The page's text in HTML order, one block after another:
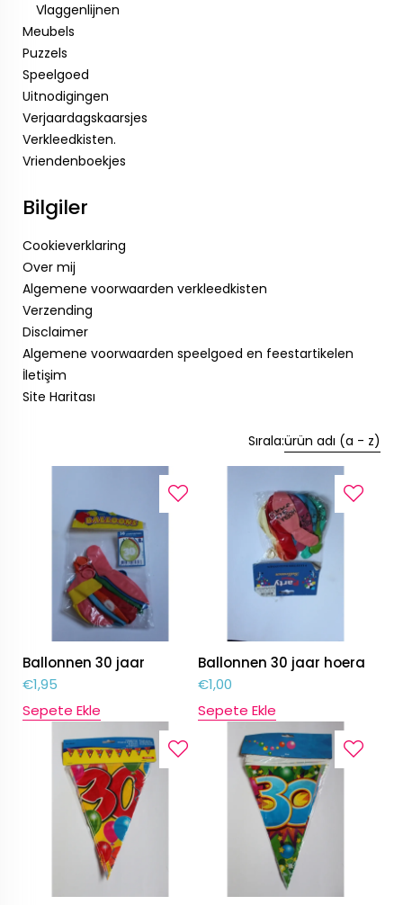
Vlaggenlijnen
Meubels
Puzzels
Speelgoed
Uitnodigingen
Verjaardagskaarsjes
Verkleedkisten.
Vriendenboekjes
Bilgiler
Cookieverklaring
Over mij
Algemene voorwaarden verkleedkisten
Verzending
Disclaimer
Algemene voorwaarden speelgoed en feestartikelen
İletişim
Site Haritası
Sırala:ürün adı (a - z)
Ballonnen 30 jaar
€1,95
Sepete Ekle
Ballonnen 30 jaar hoera
€1,00
Sepete Ekle